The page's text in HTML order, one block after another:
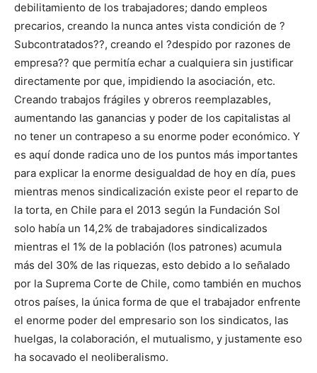
debilitamiento de los trabajadores; dando empleos
precarios, creando la nunca antes vista condición de ?
Subcontratados??, creando el ?despido por razones de
empresa?? que permitía echar a cualquiera sin justificar
directamente por que, impidiendo la asociación, etc.
Creando trabajos frágiles y obreros reemplazables,
aumentando las ganancias y poder de los capitalistas al
no tener un contrapeso a su enorme poder económico. Y
es aquí donde radica uno de los puntos más importantes
para explicar la enorme desigualdad de hoy en día, pues
mientras menos sindicalización existe peor el reparto de
la torta, en Chile para el 2013 según la Fundación Sol
solo había un 14,2% de trabajadores sindicalizados
mientras el 1% de la población (los patrones) acumula
más del 30% de las riquezas, esto debido a lo señalado
por la Suprema Corte de Chile, como también en muchos
otros países, la única forma de que el trabajador enfrente
el enorme poder del empresario son los sindicatos, las
huelgas, la colaboración, el mutualismo, y justamente eso
ha socavado el neoliberalismo.